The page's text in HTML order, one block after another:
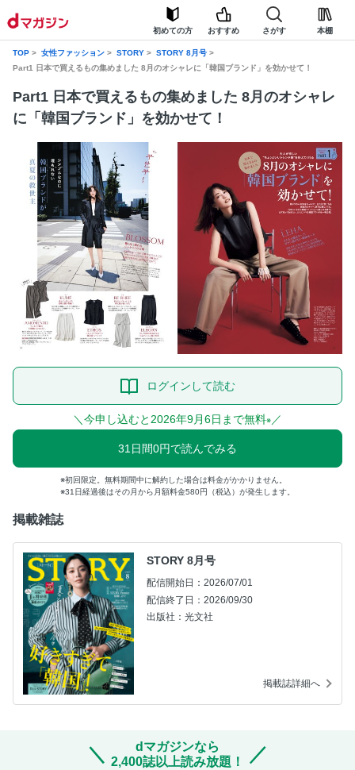
初めての方 おすすめ さがす 本棚
TOP 女性ファッション STORY
STORY 8月号
Part1 日本で買えるもの集めました 8月のオシャレに「韓国ブランド」を効かせて！
Part1 日本で買えるもの集めました 8月のオシャレ
に「韓国ブランド」を効かせて！
ログインして読む
＼今申し込むと2026年9月6日まで無料※ ／
31日間0円で読んでみる
初回限定。無料期間中に解約した場合は料金がかかりません。
31日経過後はその月から月額料金580円（税込）が発生します。
掲載雑誌
STORY 8月号
配信開始日：2026/07/01
配信終了日：2026/09/30
出版社：光文社
掲載誌詳細へ
dマガジンなら
2,400誌以上読み放題！